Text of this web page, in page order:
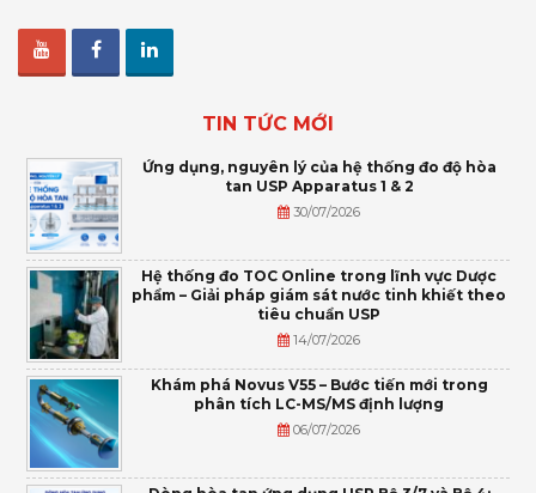
TIN TỨC MỚI
Ứng dụng, nguyên lý của hệ thống đo độ hòa
tan USP Apparatus 1 & 2
30/07/2026
Hệ thống đo TOC Online trong lĩnh vực Dược
phẩm – Giải pháp giám sát nước tinh khiết theo
tiêu chuẩn USP
14/07/2026
Khám phá Novus V55 – Bước tiến mới trong
phân tích LC-MS/MS định lượng
06/07/2026